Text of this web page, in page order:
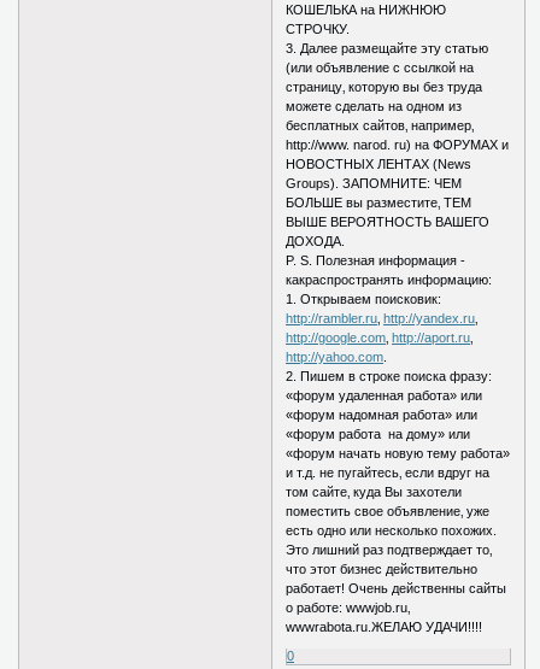
КОШЕЛЬКА на НИЖНЮЮ
СТРОЧКУ.
3. Далее размещайте эту статью
(или объявление с ссылкой на
страницу‚ которую вы без труда
можете сделать на одном из
бесплатных сайтов‚ например‚
http://www. narod. ru) на ФОРУМАХ и
НОВОСТНЫХ ЛЕНТАХ (News
Groups). ЗАПОМНИТЕ: ЧЕМ
БОЛЬШЕ вы разместите‚ ТЕМ
ВЫШЕ ВЕРОЯТНОСТЬ ВАШЕГО
ДОХОДА.
P. S. Полезная информация -
какраспространять информацию:
1. Открываем поисковик:
http://rambler.ru ‚http://yandex.ru
http://google.com ‚http://aport.ru
http://yahoo.com
2. Пишем в строке поиска фразу:
«форум удаленная работа» или
«форум надомная работа» или
«форум работа на дому» или
«форум начать новую тему работа»
и т.д. не пугайтесь‚ если вдруг на
том сайте‚ куда Вы захотели
поместить свое объявление‚ уже
есть одно или несколько похожих.
Это лишний раз подтверждает то‚
что этот бизнес действительно
работает! Очень действенны сайты
о работе: wwwjob.ru‚
wwwrabota.ru.ЖЕЛАЮ УДАЧИ!!!!
0